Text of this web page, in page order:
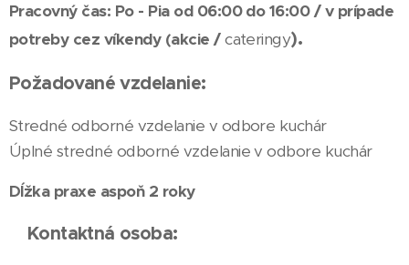
Pracovný čas: Po - Pia od 06:00 do 16:00 / v prípade
potreby cez víkendy (akcie /cateringy).
Požadované vzdelanie:
Stredné odborné vzdelanie v odbore kuchár
Úplné stredné odborné vzdelanie v odbore kuchár
Dĺžka praxe aspoň 2 roky
Kontaktná osoba: